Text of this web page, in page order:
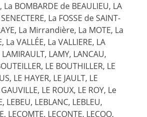
La BOMBARDE de BEAULIEU, LA
La FOSSE de SAINT-
La Mirrandière, La MOTE, La
La VALLÉE, La VALLIERE, LA
LAMIRAULT, LAMY, LANCAU,
LE BOUTHILLER, LE
LE HAYER, LE JAULT, LE
LE ROUX, LE ROY, Le
LEBEU, LEBLANC, LEBLEU,
LECOMTE, LECONTE, LECOQ,